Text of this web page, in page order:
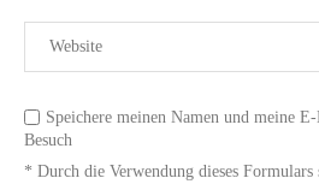
Speichere meinen Namen und meine
Besuch
* Durch die Verwendung dieses Formulars